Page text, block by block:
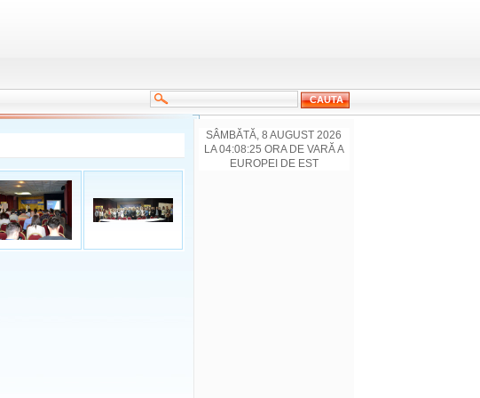
SÂMBĂTĂ, 8 AUGUST 2026
LA 04:08:25 ORA DE VARĂ A
EUROPEI DE EST